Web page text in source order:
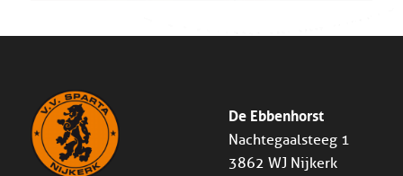
De Ebbenhorst
Nachtegaalsteeg 1
3862 WJ Nijkerk